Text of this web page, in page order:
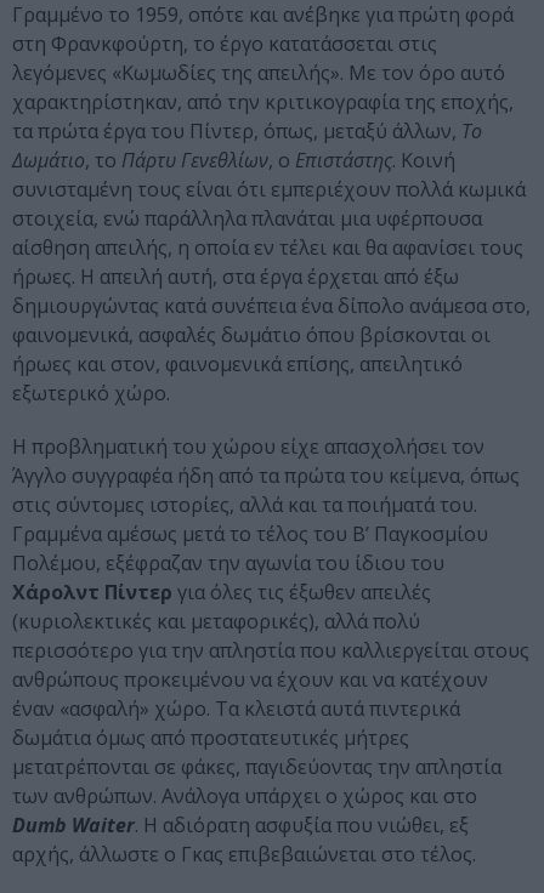
Γραμμένο το 1959, οπότε και ανέβηκε για πρώτη φορά
στη Φρανκφούρτη, το έργο κατατάσσεται στις
λεγόμενες «Κωμωδίες της απειλής». Με τον όρο αυτό
χαρακτηρίστηκαν, από την κριτικογραφία της εποχής,
τα πρώτα έργα του Πίντερ, όπως, μεταξύ άλλων, Το
Δωμάτιο, το Πάρτυ Γενεθλίων, ο Επιστάστης. Κοινή
συνισταμένη τους είναι ότι εμπεριέχουν πολλά κωμικά
στοιχεία, ενώ παράλληλα πλανάται μια υφέρπουσα
αίσθηση απειλής, η οποία εν τέλει και θα αφανίσει τους
ήρωες. Η απειλή αυτή, στα έργα έρχεται από έξω
δημιουργώντας κατά συνέπεια ένα δίπολο ανάμεσα στο,
φαινομενικά, ασφαλές δωμάτιο όπου βρίσκονται οι
ήρωες και στον, φαινομενικά επίσης, απειλητικό
εξωτερικό χώρο.
Η προβληματική του χώρου είχε απασχολήσει τον
Άγγλο συγγραφέα ήδη από τα πρώτα του κείμενα, όπως
στις σύντομες ιστορίες, αλλά και τα ποιήματά του.
Γραμμένα αμέσως μετά το τέλος του Β’ Παγκοσμίου
Πολέμου, εξέφραζαν την αγωνία του ίδιου του
Χάρολντ Πίντερ για όλες τις έξωθεν απειλές
(κυριολεκτικές και μεταφορικές), αλλά πολύ
περισσότερο για την απληστία που καλλιεργείται στους
ανθρώπους προκειμένου να έχουν και να κατέχουν
έναν «ασφαλή» χώρο. Τα κλειστά αυτά πιντερικά
δωμάτια όμως από προστατευτικές μήτρες
μετατρέπονται σε φάκες, παγιδεύοντας την απληστία
των ανθρώπων. Ανάλογα υπάρχει ο χώρος και στο
Dumb Waiter. Η αδιόρατη ασφυξία που νιώθει, εξ
αρχής, άλλωστε ο Γκας επιβεβαιώνεται στο τέλος.